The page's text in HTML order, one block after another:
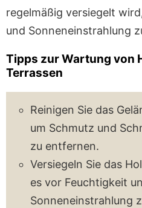
regelmäßig versiegelt
und Sonneneinstrahlung
Tipps zur Wartung von
Terrassen
Reinigen Sie das
um Schmutz und
zu entfernen.
Versiegeln Sie das
es vor Feuchtigkeit
Sonneneinstrahlung